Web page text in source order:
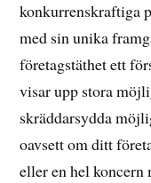
konkurrenskraftiga
med sin unika
företagstäthet ett
visar upp stora
skräddarsydda
oavsett om ditt
eller en hel koncern